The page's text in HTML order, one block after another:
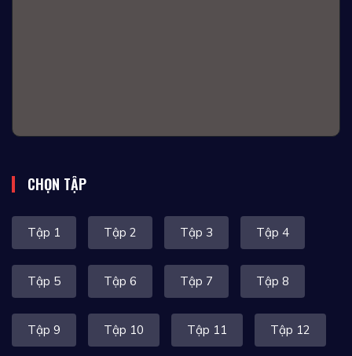
CHỌN TẬP
Tập 1 Tập 2 Tập 3 Tập 4
Tập 5 Tập 6 Tập 7 Tập 8
Tập 9 Tập 10 Tập 11 Tập 12